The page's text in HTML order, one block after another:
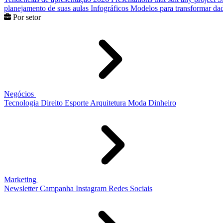
planejamento de suas aulas Infográficos Modelos para transformar
Por setor
Negócios
Tecnologia Direito Esporte Arquitetura Moda Dinheiro
Marketing
Newsletter Campanha Instagram Redes Sociais